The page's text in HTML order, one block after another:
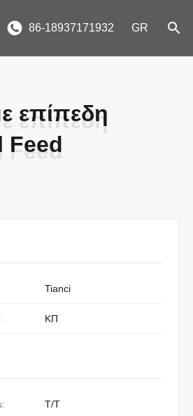
86-18937171932 GR
επίπεδη
Feed
επίπεδη
Feed
Tianci
ΚΠ
Τ/Τ